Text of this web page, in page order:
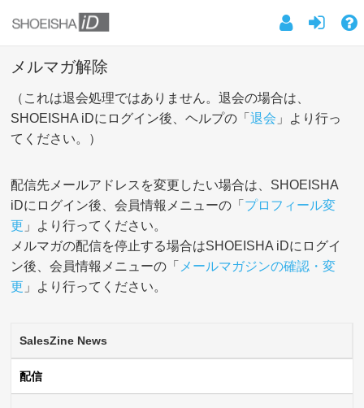
メルマガ解除
（これは退会処理ではありません。退会の場合は、
SHOEISHA iDにログイン後、ヘルプの「退会 」より行っ
てください。）
配信先メールアドレスを変更したい場合は、SHOEISHA
iDにログイン後、会員情報メニューの「 プロフィール変
更 」より行ってください。
メルマガの配信を停止する場合はSHOEISHA iDにログイ
ン後、会員情報メニューの「 メールマガジンの確認・変
更 」より行ってください。
SalesZine News
配信